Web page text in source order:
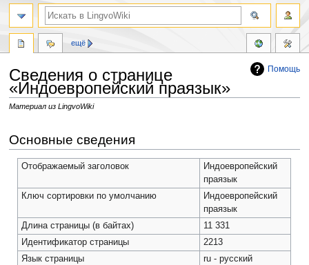
Помощь
Сведения о странице
«Индоевропейский праязык»
Материал из LingvoWiki
ккОсновные сведения
Отображаемый заголовок
Индоевропейский
праязык
Ключ сортировки по умолчанию
Индоевропейский
праязык
Длина страницы (в байтах)
11 331
Идентификатор страницы
2213
Язык страницы
ru - русский
ещё